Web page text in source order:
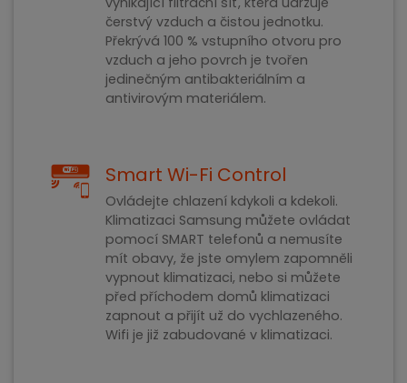
čerstvý vzduch a čistou jednotku.
Překrývá 100 % vstupního otvoru pro
vzduch a jeho povrch je tvořen
jedinečným antibakteriálním a
antivirovým materiálem.
Smart Wi-Fi Control
Ovládejte chlazení kdykoli a kdekoli.
Klimatizaci Samsung můžete ovládat
pomocí SMART telefonů a nemusíte
mít obavy, že jste omylem zapomněli
vypnout klimatizaci, nebo si můžete
před příchodem domů klimatizaci
zapnout a přijít už do vychlazeného.
Wifi je již zabudované v klimatizaci.